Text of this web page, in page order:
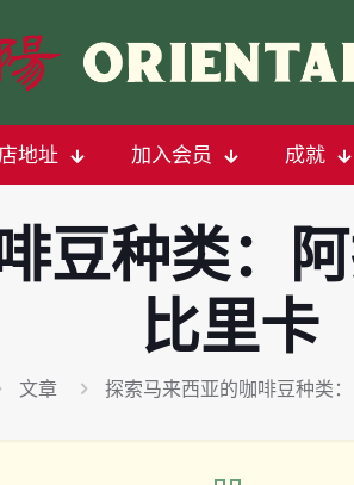
地址 加入会员 成就
豆种类：
比里卡
文章 探索马来西亚的咖啡豆种类